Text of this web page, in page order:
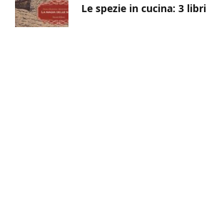
Le spezie in cucina: 3